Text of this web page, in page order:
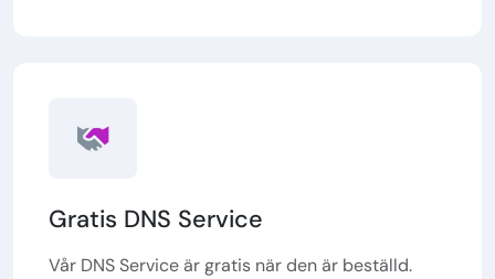
Gratis DNS Service
Vår DNS Service är gratis när den är beställd.